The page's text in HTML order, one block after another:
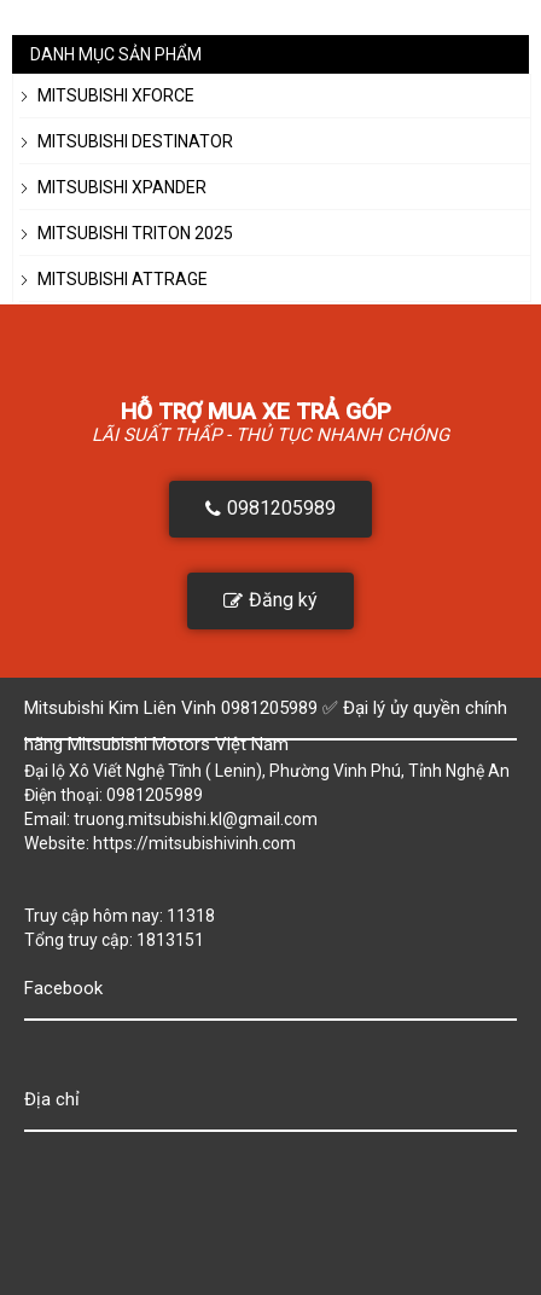
DANH MỤC SẢN PHẨM
MITSUBISHI XFORCE
MITSUBISHI DESTINATOR
MITSUBISHI XPANDER
MITSUBISHI TRITON 2025
MITSUBISHI ATTRAGE
HỖ TRỢ MUA XE TRẢ GÓP
LÃI SUẤT THẤP - THỦ TỤC NHANH CHÓNG
0981205989
Đăng ký
Mitsubishi Kim Liên Vinh 0981205989 ✅ Đại lý ủy quyền chính
hãng Mitsubishi Motors Việt Nam
Đại lộ Xô Viết Nghệ Tĩnh ( Lenin), Phường Vinh Phú, Tỉnh Nghệ An
Điện thoại: 0981205989
Email: truong.mitsubishi.kl@gmail.com
Website: https://mitsubishivinh.com
Truy cập hôm nay: 11318
Tổng truy cập: 1813151
Facebook
Địa chỉ